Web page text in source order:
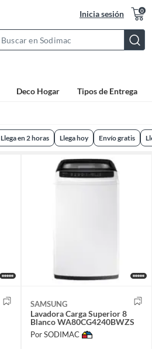
Inicia sesión 0
Bar
Deco Hogar Tipos de Entrega
Llega en 2 horas Llega hoy Envío gratis
SAMSUNG
Lavadora Carga Superior 8
Blanco WA80CG4240BWZS
Por SODIMAC